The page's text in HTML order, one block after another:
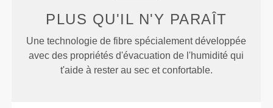
PLUS QU'IL N'Y PARAÎT
Une technologie de fibre spécialement développée
avec des propriétés d'évacuation de l'humidité qui
t'aide à rester au sec et confortable.